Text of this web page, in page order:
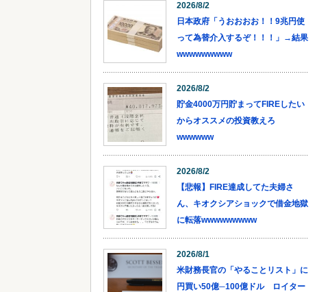
2026/8/2
日本政府「うおおおお！！9兆円使
って為替介入するぞ！！！」→結果
wwwwwwwww
2026/8/2
貯金4000万円貯まってFIREしたい
からオススメの投資教えろ
wwwwww
2026/8/2
【悲報】FIRE達成してた夫婦さ
ん、キオクシアショックで借金地獄
に転落wwwwwwwww
2026/8/1
米財務長官の「やることリスト」に
円買い50億─100億ドル ロイター